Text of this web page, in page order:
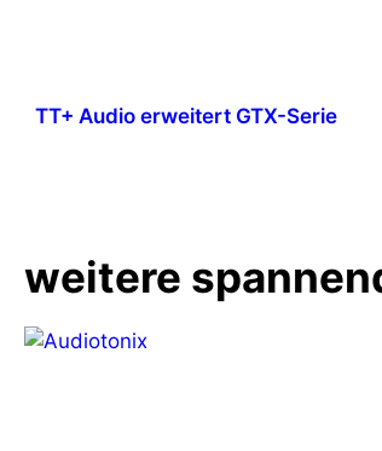
TT+ Audio erweitert GTX-Serie
weitere